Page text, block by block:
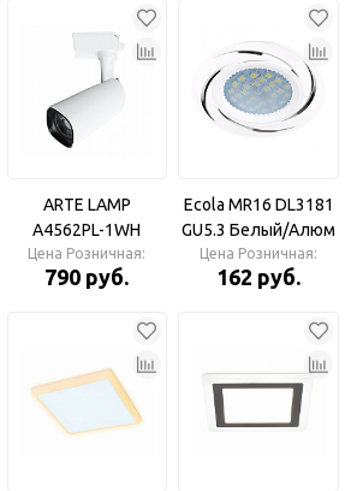
ARTE LAMP
A4562PL-1WH
Светильник
трековый
Цена Розничная:
790 руб.
Ecola MR16 DL3181
GU5.3 Белый/Алюм
Вихрь Светильник
Цена Розничная:
162 руб.